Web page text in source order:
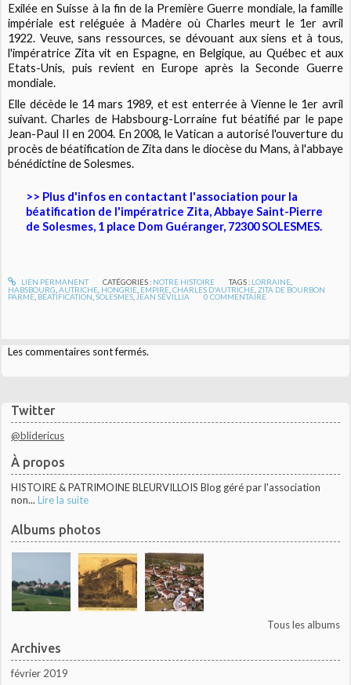
Twitter
@blidericus
À propos
HISTOIRE & PATRIMOINE BLEURVILLOIS Blog géré par l'association
non... Lire la suite
Albums photos
Tous les albums
Archives
février 2019
Exilée en Suisse à la fin de la Première Guerre mondiale, la famille
impériale est reléguée à Madère où Charles meurt le 1er avril
1922. Veuve, sans ressources, se dévouant aux siens et à tous,
l'impératrice Zita vit en Espagne, en Belgique, au Québec et aux
Etats-Unis, puis revient en Europe après la Seconde Guerre
mondiale.
Elle décède le 14 mars 1989, et est enterrée à Vienne le 1er avril
suivant. Charles de Habsbourg-Lorraine fut béatifié par le pape
Jean-Paul II en 2004. En 2008, le Vatican a autorisé l'ouverture du
procès de béatification de Zita dans le diocèse du Mans, à l'abbaye
bénédictine de Solesmes.
>> Plus d'infos en contactant l'association pour la
béatification de l'impératrice Zita, Abbaye Saint-Pierre
de Solesmes, 1 place Dom Guéranger, 72300 SOLESMES.
LIEN PERMANENT CATÉGORIES : NOTRE HISTOIRE TAGS : LORRAINE
HABSBOURG ,AUTRICHE HONGRIE EMPIRE ,CHARLES D'AUTRICHE ,ZITA DE BOURBON
PARME BÉATIFICATION ,SOLESMES JEAN SÉVILLIA 0 COMMENTAIRE
Les commentaires sont fermés.